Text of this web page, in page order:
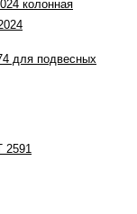
колонная
для подвесных
2591